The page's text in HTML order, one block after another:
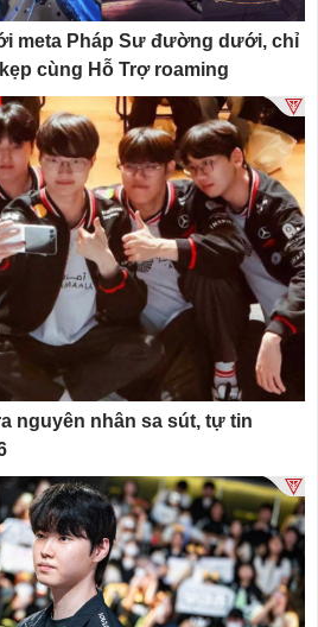
meta Pháp Sư đường dưới, chỉ
cùng Hỗ Trợ roaming
nguyên nhân sa sút, tự tin